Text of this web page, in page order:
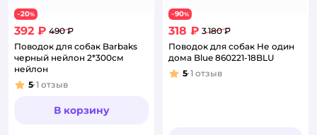
−20%
392 ₽ 490 ₽
Поводок для собак Barbaks
черный нейлон 2*300см
нейлон
Рейтинг:
5 1 отзыв
В корзину
−90%
318 ₽ 3 180 ₽
Поводок для собак Не один
дома Blue 860221-18BLU
Рейтинг:
5 1 отзыв